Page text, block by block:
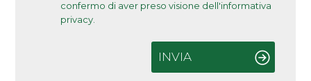
confermo di aver preso visione dell'informativa
privacy.
INVIA